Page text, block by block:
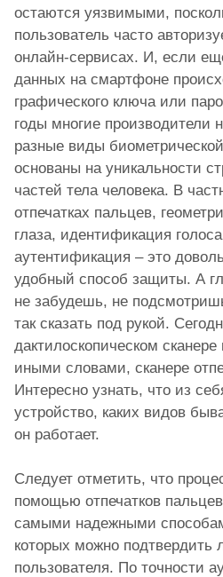
остаются уязвимыми,
пользователь часто
онлайн-сервисах. И, если
данных на смартфоне
графического ключа или
годы многие производители
разные виды
основаны на уникальности
частей тела человека. В
отпечатках пальцев,
глаза, идентификация
аутентификация – это
удобный способ защиты. А
не забудешь, не
так сказать под рукой.
дактилоскопическом
иными словами, сканере
Интересно узнать, что из
устройство, каких видов
он работает.
Следует отметить, что
помощью отпечатков
самыми надежными
которых можно подтвердить
пользователя. По точности